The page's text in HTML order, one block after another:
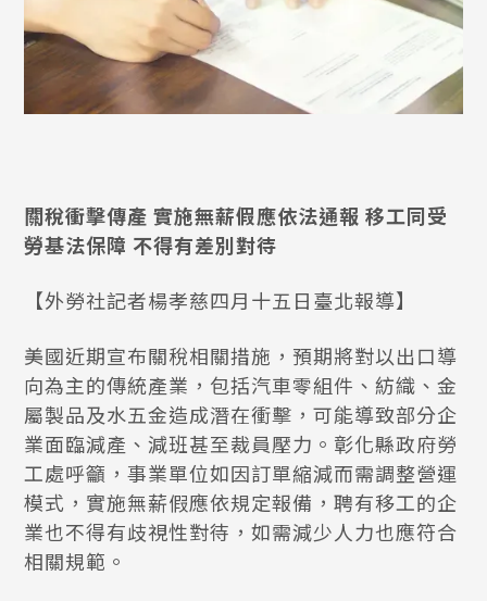
關稅衝擊傳產 實施無薪假應依法通報 移工同受
勞基法保障 不得有差別對待
【外勞社記者楊孝慈四月十五日臺北報導】
美國近期宣布關稅相關措施，預期將對以出口導
向為主的傳統產業，包括汽車零組件、紡織、金
屬製品及水五金造成潛在衝擊，可能導致部分企
業面臨減產、減班甚至裁員壓力。彰化縣政府勞
工處呼籲，事業單位如因訂單縮減而需調整營運
模式，實施無薪假應依規定報備，聘有移工的企
業也不得有歧視性對待，如需減少人力也應符合
相關規範。